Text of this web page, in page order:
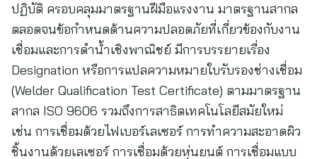
ปฏิบัติ ครอบคลุมมาตรฐานฝีมือแรงงาน มาตรฐานสากล
ตลอดจนข้อกำหนดด้านความปลอดภัยที่เกี่ยวข้องกับงาน
เชื่อมและการดำน้ำเชิงพาณิชย์ มีการบรรยายเรื่อง
Designation หรือการแปลความหมายใบรับรองช่างเชื่อม
(Welder Qualification Test Certificate) ตามมาตรฐาน
สากล ISO 9606 รวมถึงการสาธิตเทคโนโลยีสมัยใหม่
เช่น การเชื่อมด้วยไฟเบอร์เลเซอร์ การทำความสะอาดผิว
ชิ้นงานด้วยเลเซอร์ การเชื่อมด้วยหุ่นยนต์ การเชื่อมแบบ